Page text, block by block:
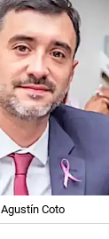
Agustín Coto